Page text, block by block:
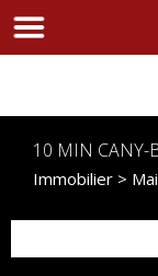
10 MIN CANY-
Immobilier >